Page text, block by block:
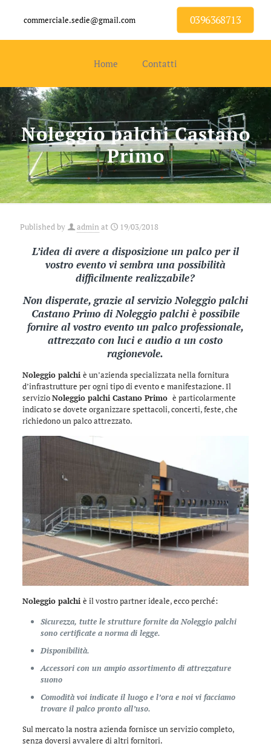
commerciale.sedie@gmail.com 0396368713
Home Contatti
Noleggio palchi Castano
Primo
Published by admin at 19/03/2018
L’idea di avere a disposizione un palco per il
vostro evento vi sembra una possibilità
difficilmente realizzabile?
Non disperate, grazie al servizio Noleggio palchi
Castano Primo diNoleggio palchiè possibile
fornire al vostro evento un palco professionale,
attrezzato con luci e audio a un costo
ragionevole.
Noleggio palchi è un’azienda specializzata nella fornitura
d’infrastrutture per ogni tipo di evento e manifestazione. Il
servizioNoleggio palchi Castano Primo è particolarmente
indicato se dovete organizzare spettacoli, concerti, feste, che
richiedono un palco attrezzato.
Noleggio palchi è il vostro partner ideale, ecco perché:
Sicurezza, tutte le strutture fornite da Noleggio palchi
sono certificate a norma di legge.
Disponibilità.
Accessori con un ampio assortimento di attrezzature
suono
Comodità voi indicate il luogo e l’ora e noi vi facciamo
trovare il palco pronto all’uso.
Sul mercato la nostra azienda fornisce un servizio completo,
senza doversi avvalere di altri fornitori.